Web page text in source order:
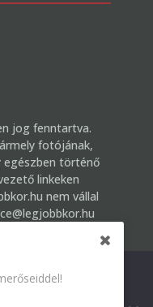
jog fenntartva.
fotójának,
egészben történő
linkeken
nem vállal
Legjobb Kor
a honlap felhasználói
alkalmazunk. A